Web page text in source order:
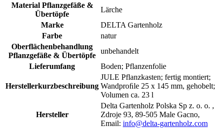
Material Pflanzgefäße &
Übertöpfe
Lärche
Marke
DELTA Gartenholz
Farbe
natur
Oberflächenbehandlung
Pflanzgefäße & Übertöpfe
unbehandelt
Lieferumfang
Boden; Pflanzenfolie
Herstellerkurzbeschreibung
JULE Pflanzkasten; fertig montiert;
Wandproﬁle 25 x 145 mm, gehobelt;
Volumen ca. 23 l
Hersteller
Delta Gartenholz Polska Sp z. o. o. ,
Zdroje 93, 89-505 Male Gacno,
Email: info@delta-gartenholz.com